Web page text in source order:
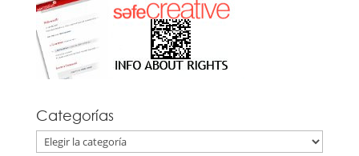
Categorías
Categorías